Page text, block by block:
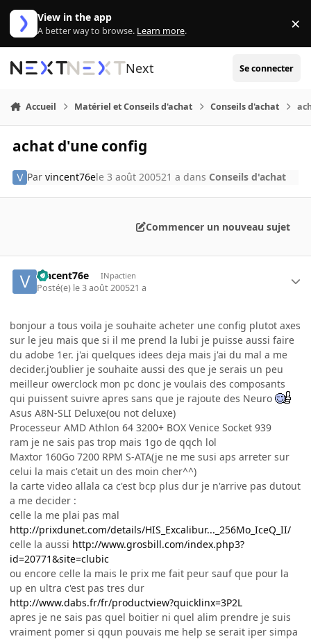
Aller au contenu
View in the app
A better way to browse. Learn more. ×
Next Se connecter
Accueil Matériel et Conseils d'achat Conseils d'achat
achat d'une config
Parvincent76ele 3 août 200521 a dans Conseils d'achat
Commencer un nouveau sujet
vincent76e INpactien
Posté(e) le 3 août 200521 a
bonjour a tous voila je souhaite acheter une config plutot axes
sur le jeu mais que si il me prend la lubi je puisse aussi faire
du adobe 1er. j'ai quelques idees deja mais j'ai du mal a me
decider.j'oublier je souhaite aussi des que je serais un peu
meilleur owerclock mon pc donc je voulais des composants
qui puissent suivre apres sans que je rajoute des Neuro
Asus A8N-SLI Deluxe(ou not deluxe)
Processeur AMD Athlon 64 3200+ BOX Venice Socket 939
ram je ne sais pas trop mais 1go de qqch lol
Maxtor 160Go 7200 RPM S-ATA(je ne me susi aps arreter sur
celui la mais c'etait un des moin cher^^)
la carte video allala ca c'est bcp plus dur je n'arrive pas dutout
a me decider :
celle la me plai pas mal
http://prixdunet.com/details/HIS_Excalibur..._256Mo_IceQ_II/
celle la aussi http://www.grosbill.com/index.php3?
id=20771&site=clubic
ou encore celle la mais le prix me fait peur sauf que pour la
up en ultra c'est pas tres dur
http://www.dabs.fr/fr/productview?quicklinx=3P2L
apres je ne sais pas quel boitier ni quel alim prendre je suis
vraiment pomer si qqun pouvais me help se serait iper simpa